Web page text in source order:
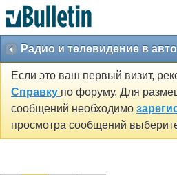
Радио и телевидение в
Если это ваш первый визит,
Справку по форуму. Для
сообщений необходимо
просмотра сообщений